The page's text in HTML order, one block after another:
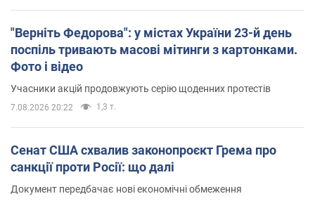
"Верніть Федорова": у містах України 23-й день
поспіль тривають масові мітинги з картонками.
Фото і відео
Учасники акцій продовжують серію щоденних протестів
7.08.2026 20:22 1,3 т.
Сенат США схвалив законопроєкт Грема про
санкції проти Росії: що далі
Документ передбачає нові економічні обмеження